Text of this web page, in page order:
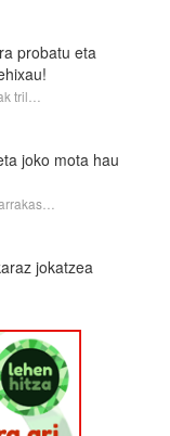
probatu eta
tril…
joko mota hau
jokatzea